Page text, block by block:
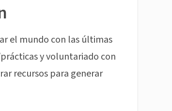
el mundo con las últimas
y voluntariado con
recursos para generar